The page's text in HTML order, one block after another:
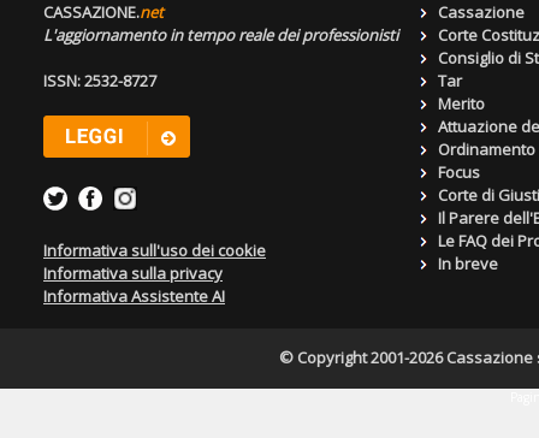
CASSAZIONE.net
L'aggiornamento in tempo reale dei professionisti
ISSN: 2532-8727
Informativa sull'uso dei cookie
Informativa sulla privacy
Informativa Assistente AI
Cassazione
Corte
Consiglio di
Tar
Merito
Attuazione
Focus
Corte di
Il Parere
Le FAQ dei
In breve
© Copyright 2001-2026 Cassazione